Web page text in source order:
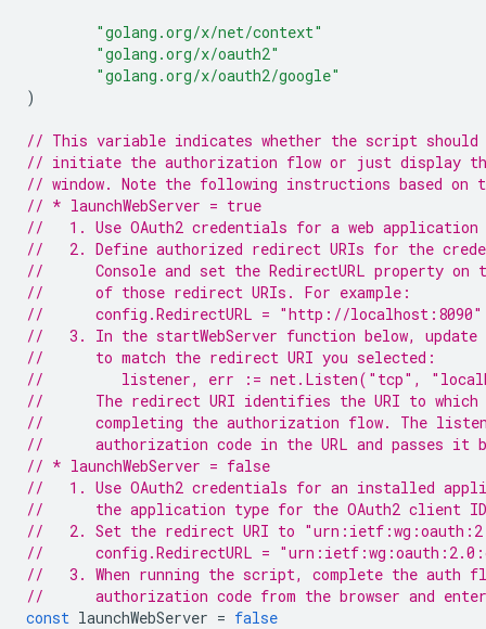
"golang.org/x/net/context"
"golang.org/x/oauth2"
"golang.org/x/oauth2/google"
)
// This variable indicates whether the script should
// initiate the authorization flow or just display
// window. Note the following instructions based
// * launchWebServer = true
//   1. Use OAuth2 credentials for a web application
//   2. Define authorized redirect URIs for the
//      Console and set the RedirectURL property on
//      of those redirect URIs. For example:
//      config.RedirectURL = "http://localhost:8090"
//   3. In the startWebServer function below,
//      to match the redirect URI you selected:
//         listener, err := net.Listen("tcp",
//      The redirect URI identifies the URI to
//      completing the authorization flow. The
//      authorization code in the URL and passes
// * launchWebServer = false
//   1. Use OAuth2 credentials for an installed
//      the application type for the OAuth2 client
//   2. Set the redirect URI to
//      config.RedirectURL =
//   3. When running the script, complete the auth
//      authorization code from the browser and
const launchWebServer = false